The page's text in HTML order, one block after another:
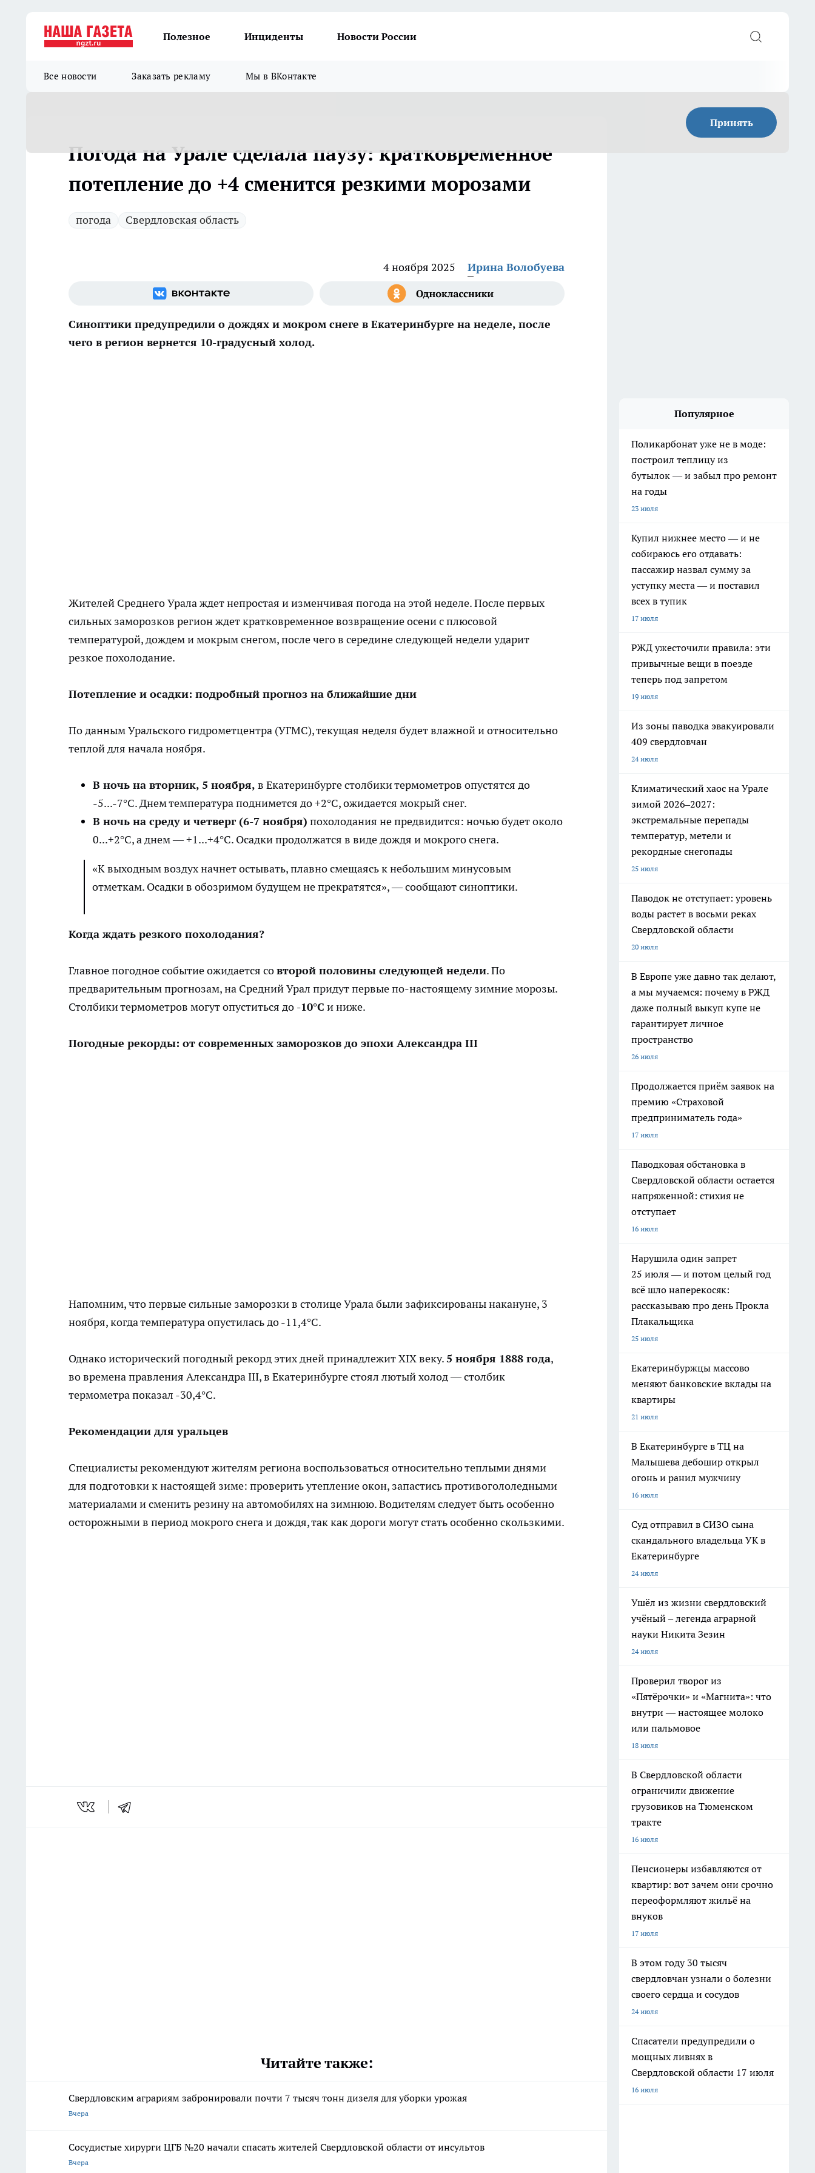
Полезное Инциденты Новости России
Все новости Заказать рекламу Мы в ВКонтакте
Принять
Погода на Урале сделала паузу: кратковременное
потепление до +4 сменится резкими морозами
погода Свердловская область
4 ноября 2025 Ирина Волобуева
Синоптики предупредили о дождях и мокром снеге в Екатеринбурге на неделе, после
чего в регион вернется 10-градусный холод.
Жителей Среднего Урала ждет непростая и изменчивая погода на этой неделе. После первых
сильных заморозков регион ждет кратковременное возвращение осени с плюсовой
температурой, дождем и мокрым снегом, после чего в середине следующей недели ударит
резкое похолодание.
Потепление и осадки: подробный прогноз на ближайшие дни
По данным Уральского гидрометцентра (УГМС), текущая неделя будет влажной и относительно
теплой для начала ноября.
В ночь на вторник, 5 ноября, в Екатеринбурге столбики термометров опустятся до
-5...-7°C. Днем температура поднимется до +2°C, ожидается мокрый снег.
В ночь на среду и четверг (6-7 ноября) похолодания не предвидится: ночью будет около
0...+2°C, а днем — +1...+4°C. Осадки продолжатся в виде дождя и мокрого снега.
«К выходным воздух начнет остывать, плавно смещаясь к небольшим минусовым
отметкам. Осадки в обозримом будущем не прекратятся», — сообщают синоптики.
Когда ждать резкого похолодания?
Главное погодное событие ожидается совторой половины следующей недели. По
предварительным прогнозам, на Средний Урал придут первые по-настоящему зимние морозы.
Столбики термометров могут опуститься до -10°C и ниже.
Погодные рекорды: от современных заморозков до эпохи Александра III
Напомним, что первые сильные заморозки в столице Урала были зафиксированы накануне, 3
ноября, когда температура опустилась до -11,4°C.
Однако исторический погодный рекорд этих дней принадлежит XIX веку. 5 ноября 1888 года,
во времена правления Александра III, в Екатеринбурге стоял лютый холод — столбик
термометра показал -30,4°C.
Рекомендации для уральцев
Специалисты рекомендуют жителям региона воспользоваться относительно теплыми днями
для подготовки к настоящей зиме: проверить утепление окон, запастись противогололедными
материалами и сменить резину на автомобилях на зимнюю. Водителям следует быть особенно
осторожными в период мокрого снега и дождя, так как дороги могут стать особенно скользкими.
Читайте также:
Свердловским аграриям забронировали почти 7 тысяч тонн дизеля для уборки урожая
Вчера
Сосудистые хирурги ЦГБ №20 начали спасать жителей Свердловской области от инсультов
Вчера
Популярное
Поликарбонат уже не в моде:
построил теплицу из
бутылок — и забыл про ремонт
на годы
23 июля
Купил нижнее место — и не
собираюсь его отдавать:
пассажир назвал сумму за
уступку места — и поставил
всех в тупик
17 июля
РЖД ужесточили правила: эти
привычные вещи в поезде
теперь под запретом
19 июля
Из зоны паводка эвакуировали
409 свердловчан
24 июля
Климатический хаос на Урале
зимой 2026–2027:
экстремальные перепады
температур, метели и
рекордные снегопады
25 июля
Паводок не отступает: уровень
воды растет в восьми реках
Свердловской области
20 июля
В Европе уже давно так делают,
а мы мучаемся: почему в РЖД
даже полный выкуп купе не
гарантирует личное
пространство
26 июля
Продолжается приём заявок на
премию «Страховой
предприниматель года»
17 июля
Паводковая обстановка в
Свердловской области остается
напряженной: стихия не
отступает
16 июля
Нарушила один запрет
25 июля — и потом целый год
всё шло наперекосяк:
рассказываю про день Прокла
Плакальщика
25 июля
Екатеринбуржцы массово
меняют банковские вклады на
квартиры
21 июля
В Екатеринбурге в ТЦ на
Малышева дебошир открыл
огонь и ранил мужчину
16 июля
Суд отправил в СИЗО сына
скандального владельца УК в
Екатеринбурге
24 июля
Ушёл из жизни свердловский
учёный – легенда аграрной
науки Никита Зезин
24 июля
Проверил творог из
«Пятёрочки» и «Магнита»: что
внутри — настоящее молоко
или пальмовое
18 июля
В Свердловской области
ограничили движение
грузовиков на Тюменском
тракте
16 июля
Пенсионеры избавляются от
квартир: вот зачем они срочно
переоформляют жильё на
внуков
17 июля
В этом году 30 тысяч
свердловчан узнали о болезни
своего сердца и сосудов
24 июля
Спасатели предупредили о
мощных ливнях в
Свердловской области 17 июля
16 июля